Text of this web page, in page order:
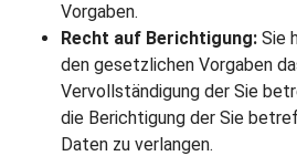
Vorgaben.
Recht auf Berichtigung: Sie
den gesetzlichen Vorgaben
Vervollständigung der Sie
die Berichtigung der Sie
Daten zu verlangen.